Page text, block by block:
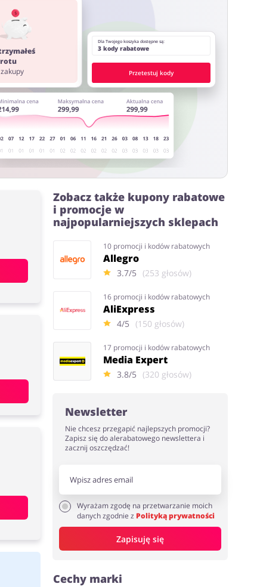
z innych stron lub rozszerzeń do przeglądarki
Dla Twojego koszyka dostępne są:
3 kody rabatowe
Przetestuj kody
Zobacz także kupony rabatowe
i promocje w
najpopularniejszych sklepach
10 promocji i kodów rabatowych
Allegro
3.7/5 (253 głosów)
16 promocji i kodów rabatowych
AliExpress
4/5 (150 głosów)
17 promocji i kodów rabatowych
Media Expert
3.8/5 (320 głosów)
Newsletter
Nie chcesz przegapić najlepszych promocji?
Zapisz się do alerabatowego newslettera i
zacznij oszczędzać!
Wyrażam zgodę na przetwarzanie moich
danych zgodnie z Polityką prywatności
Zapisuję się
Cechy marki